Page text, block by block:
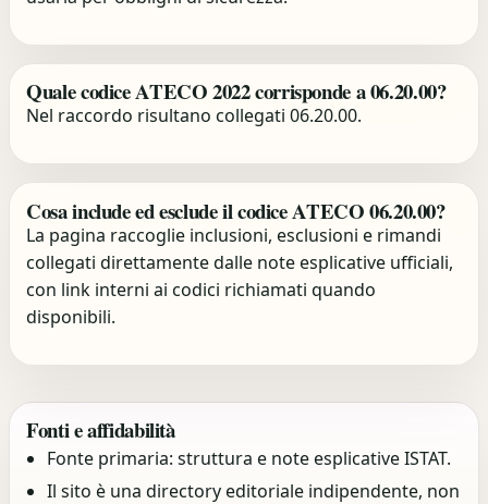
Quale codice ATECO 2022 corrisponde a 06.20.00?
Nel raccordo risultano collegati 06.20.00.
Cosa include ed esclude il codice ATECO 06.20.00?
La pagina raccoglie inclusioni, esclusioni e rimandi
collegati direttamente dalle note esplicative ufficiali,
con link interni ai codici richiamati quando
disponibili.
Fonti e affidabilità
Fonte primaria: struttura e note esplicative ISTAT.
Il sito è una directory editoriale indipendente, non